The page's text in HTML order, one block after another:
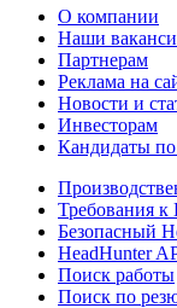
О компании
Наши
Партнерам
Реклама на
Новости и
Инвесторам
Кандидаты
Требования
Безопасный
HeadHunter
Поиск работы
Поиск по